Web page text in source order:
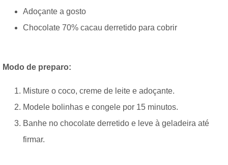
Adoçante a gosto
Chocolate 70% cacau derretido para cobrir
Modo de preparo:
Misture o coco, creme de leite e adoçante.
Modele bolinhas e congele por 15 minutos.
Banhe no chocolate derretido e leve à geladeira até
firmar.